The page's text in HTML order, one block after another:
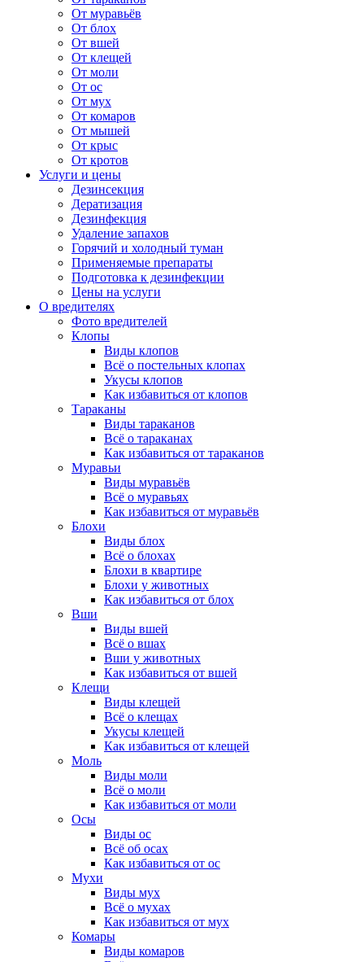
От муравьёв
От блох
От вшей
От клещей
От моли
От ос
От мух
От комаров
От мышей
От крыс
От кротов
Услуги и цены
Дезинсекция
Дератизация
Дезинфекция
Удаление запахов
Горячий и холодный туман
Применяемые препараты
Подготовка к дезинфекции
Цены на услуги
О вредителях
Фото вредителей
Клопы
Виды клопов
Всё о постельных клопах
Укусы клопов
Как избавиться от клопов
Тараканы
Виды тараканов
Всё о тараканах
Как избавиться от тараканов
Муравьи
Виды муравьёв
Всё о муравьях
Как избавиться от муравьёв
Блохи
Виды блох
Всё о блохах
Блохи в квартире
Блохи у животных
Как избавиться от блох
Вши
Виды вшей
Всё о вшах
Вши у животных
Как избавиться от вшей
Клещи
Виды клещей
Всё о клещах
Укусы клещей
Как избавиться от клещей
Моль
Виды моли
Всё о моли
Как избавиться от моли
Осы
Виды ос
Всё об осах
Как избавиться от ос
Мухи
Виды мух
Всё о мухах
Как избавиться от мух
Комары
Виды комаров